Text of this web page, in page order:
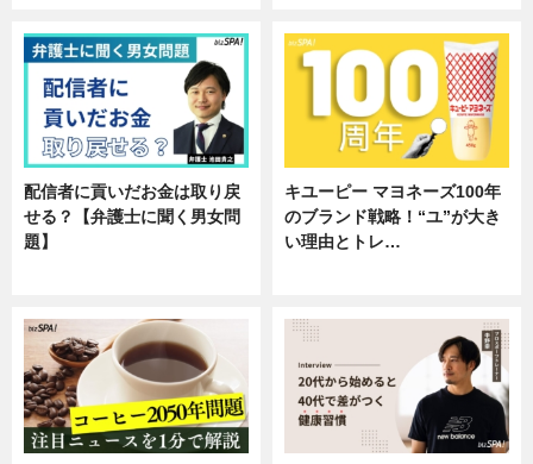
配信者に貢いだお金は取り戻
せる？【弁護士に聞く男女問
題】
キユーピー マヨネーズ100年
のブランド戦略！“ユ”が大き
い理由とトレ…